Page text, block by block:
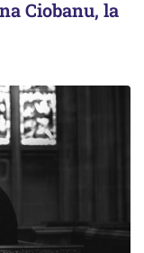
Ciobanu, la